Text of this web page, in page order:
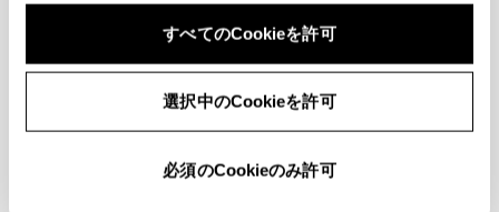
すべてのCookieを許可
選択中のCookieを許可
必須のCookieのみ許可